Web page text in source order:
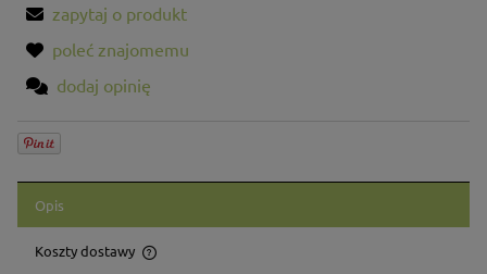
zapytaj o produkt
poleć znajomemu
dodaj opinię
Opis
Koszty dostawy
Cena nie zawiera ewentualnych kosztów płatności